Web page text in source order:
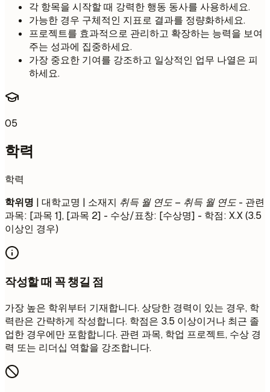
각 항목을 시작할 때 강력한 행동 동사를 사용하세요.
가능한 경우 구체적인 지표로 결과를 정량화하세요.
프로젝트를 효과적으로 관리하고 확장하는 능력을 보여
주는 성과에 집중하세요.
가장 중요한 기여를 강조하고 일상적인 업무 나열은 피
하세요.
05
학력
학력
학위명 | 대학교명 | 소재지 취득 월 연도 – 취득 월 연도 - 관련
과목: [과목 1], [과목 2] - 수상/표창: [수상명] - 학점: X.X (3.5
이상인 경우)
작성할 때 꼭 챙길 점
가장 높은 학위부터 기재합니다. 상당한 경력이 있는 경우, 학
력란은 간략하게 작성합니다. 학점은 3.5 이상이거나 최근 졸
업한 경우에만 포함합니다. 관련 과목, 학업 프로젝트, 수상 경
력 또는 리더십 역할을 강조합니다.